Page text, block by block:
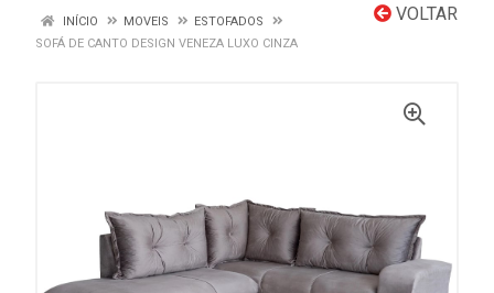
VOLTAR
INÍCIO MOVEIS
ESTOFADOS
SOFÁ DE CANTO DESIGN VENEZA LUXO CINZA